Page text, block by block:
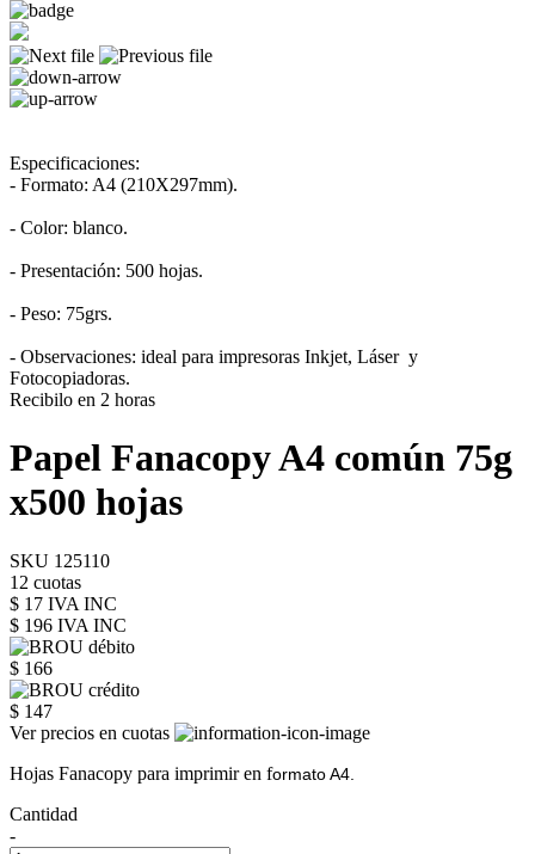
Especificaciones:
- Formato: A4 (210X297mm).
- Color: blanco.
- Presentación: 500 hojas.
- Peso: 75grs.
- Observaciones: ideal para impresoras Inkjet, Láser y
Fotocopiadoras.
Recibilo en 2 horas
Papel Fanacopy A4 común 75g
x500 hojas
SKU 125110
12 cuotas
$ 17 IVA INC
$ 196 IVA INC
$ 166
$ 147
Ver precios en cuotas
Hojas Fanacopy para imprimir en formato A4.
Cantidad
-